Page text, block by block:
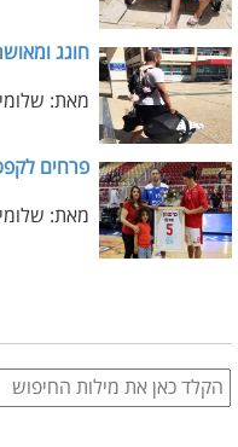
חוגג
מאת:
פרחים
מאת: